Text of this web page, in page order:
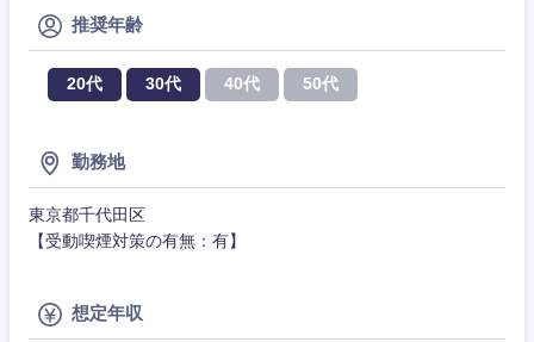
推奨年齢
20代 30代 40代 50代
勤務地
東京都千代田区
【受動喫煙対策の有無：有】
想定年収